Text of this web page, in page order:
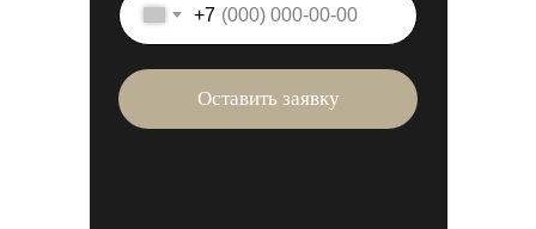
+7
Оставить заявку